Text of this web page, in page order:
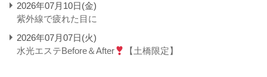
2026年07月10日(金)
紫外線で疲れた目に
2026年07月07日(火)
水光エステBefore＆After
【土橋限定】